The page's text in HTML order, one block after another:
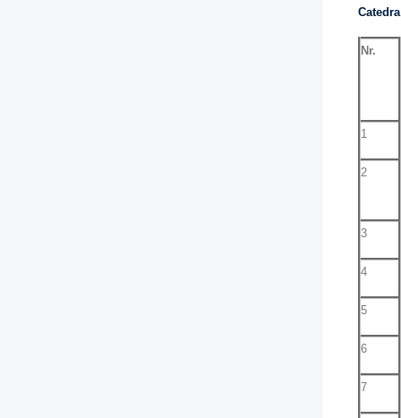
Nr.
1
2
3
4
5
6
7